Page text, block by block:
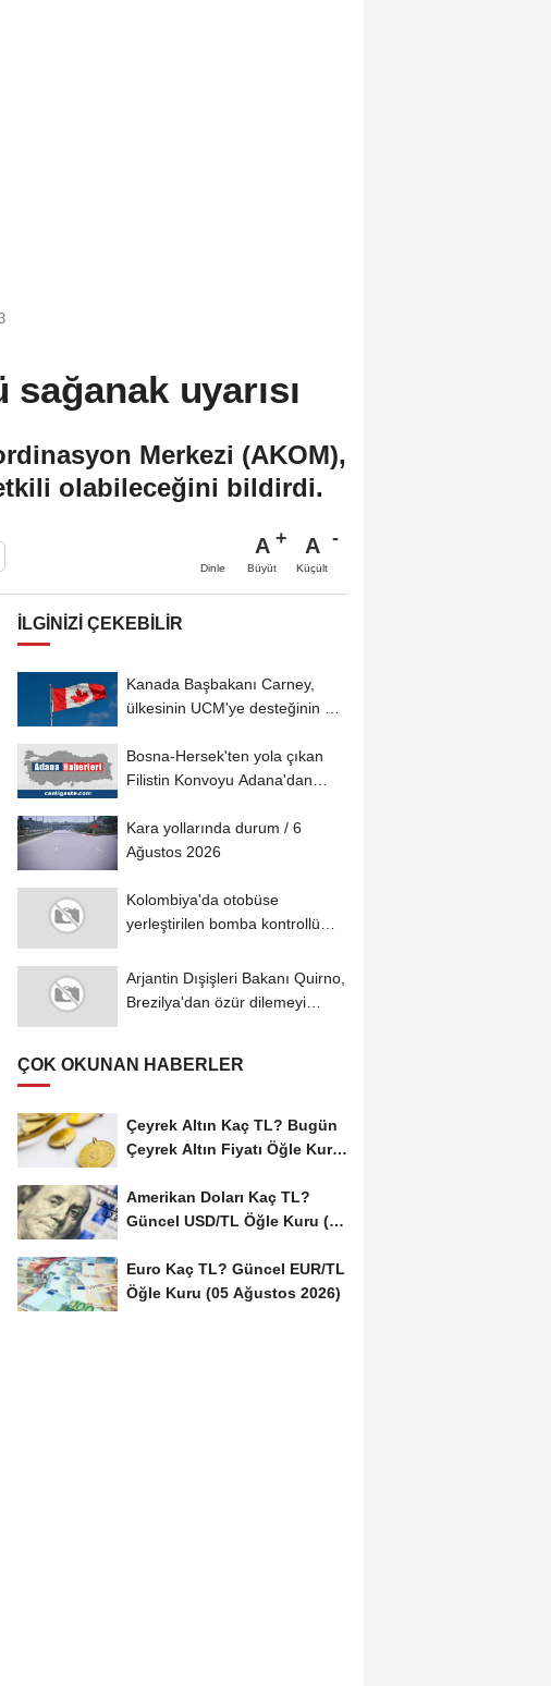
uyarısı
Merkezi (AKOM),
olabileceğini bildirdi.
Dinle
A
Büyüt
A
Küçült
İLGINIZI ÇEKEBILIR
Kanada Başbakanı Carney,
ülkesinin UCM'ye desteğinin net
Bosna-Hersek'ten yola çıkan
Filistin Konvoyu Adana'dan
Kara yollarında durum / 6
Ağustos 2026
Kolombiya'da otobüse
yerleştirilen bomba kontrollü
Arjantin Dışişleri Bakanı Quirno,
Brezilya'dan özür dilemeyi
ÇOK OKUNAN HABERLER
Çeyrek Altın Kaç TL? Bugün
Çeyrek Altın Fiyatı Öğle Kuru
Amerikan Doları Kaç TL?
Güncel USD/TL Öğle Kuru (05
Euro Kaç TL? Güncel EUR/TL
Öğle Kuru (05 Ağustos 2026)